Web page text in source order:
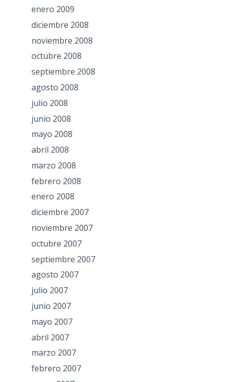
enero 2009
diciembre 2008
noviembre 2008
octubre 2008
septiembre 2008
agosto 2008
julio 2008
junio 2008
mayo 2008
abril 2008
marzo 2008
febrero 2008
enero 2008
diciembre 2007
noviembre 2007
octubre 2007
septiembre 2007
agosto 2007
julio 2007
junio 2007
mayo 2007
abril 2007
marzo 2007
febrero 2007